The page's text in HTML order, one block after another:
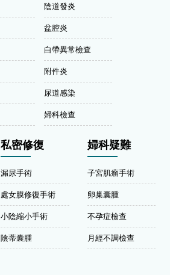
陰道發炎
盆腔炎
白帶異常檢查
附件炎
尿道感染
婦科檢查
私密修復
漏尿手術
處女膜修復手術
小陰縮小手術
陰蒂囊腫
婦科疑難
子宮肌瘤手術
卵巢囊腫
不孕症檢查
月經不調檢查